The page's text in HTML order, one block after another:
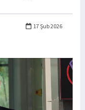
17 Şub 2026